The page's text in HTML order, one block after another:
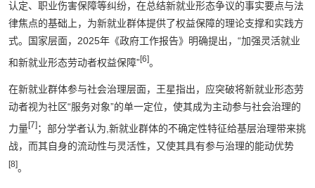
认定、职业伤害保障等纠纷，在总结新就业形态争议的事实要点与法
律焦点的基础上，为新就业群体提供了权益保障的理论支撑和实践方
式。国家层面，2025年《政府工作报告》明确提出，“加强灵活就业
和新就业形态劳动者权益保障”[6]。
在新就业群体参与社会治理层面，王星指出，应突破将新就业形态劳
动者视为社区“服务对象”的单一定位，使其成为主动参与社会治理的
力量[7] ；部分学者认为,新就业群体的不确定性特征给基层治理带来挑
战，而其自身的流动性与灵活性，又使其具有参与治理的能动优势
[8]。